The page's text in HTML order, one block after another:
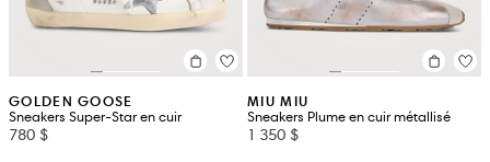
GOLDEN GOOSE
Sneakers Super-Star en cuir
780 $
MIU MIU
Sneakers Plume en cuir métallisé
1 350 $